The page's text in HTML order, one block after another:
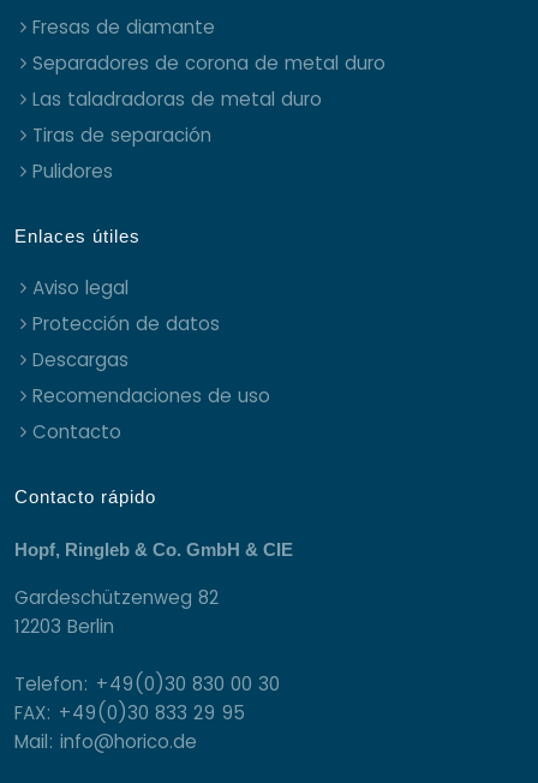
Fresas de diamante
Separadores de corona de metal duro
Las taladradoras de metal duro
Tiras de separación
Pulidores
Enlaces útiles
Aviso legal
Protección de datos
Descargas
Recomendaciones de uso
Contacto
Contacto rápido
Hopf, Ringleb & Co. GmbH & CIE
Gardeschützenweg 82
12203 Berlin
Telefon: +49(0)30 830 00 30
FAX: +49(0)30 833 29 95
Mail: info@horico.de